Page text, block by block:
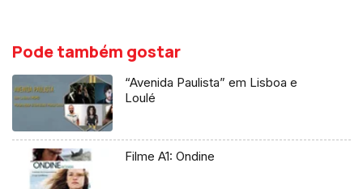
Pode também gostar
“Avenida Paulista” em Lisboa e
Loulé
Filme A1: Ondine